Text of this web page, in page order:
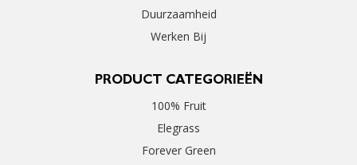
Duurzaamheid
Werken Bij
PRODUCT CATEGORIEËN
100% Fruit
Elegrass
Forever Green